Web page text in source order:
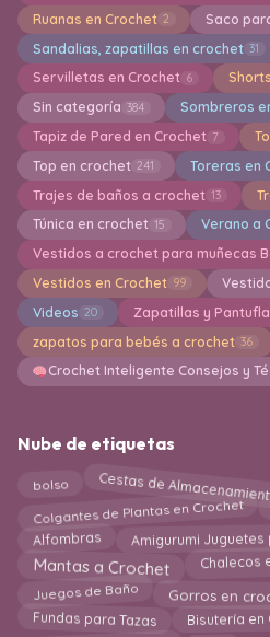
Ruanas en Crochet 2 Saco
Sandalias, zapatillas en crochet 31
Servilletas en Crochet 6
Sin categoría 384 Sombreros
Tapiz de Pared en Crochet 7
Top en crochet 241 Toreras en
Trajes de baños a crochet 13
Túnica en crochet 15 Verano a
Vestidos a crochet para muñecas
Vestidos en Crochet 99
Videos 20 Zapatillas y
zapatos para bebés a crochet 36
Crochet Inteligente Consejos y
Nube de etiquetas
bolso Cestas de
Colgantes de Plantas en Crochet
Alfombras Amigurumi
Mantas a Crochet Chalecos
Juegos de Baño Gorros en
Fundas para Tazas Bisutería en